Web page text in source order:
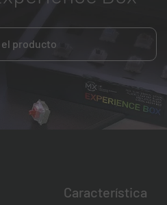
el producto
Característica